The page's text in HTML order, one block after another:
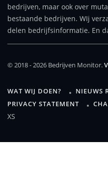
bedrijven, maar ook over
bestaande bedrijven. WIj
delen bedrijfsinformatie. En
© 2018 - 2026 Bedrijven Monitor.
WAT WIJ DOEN?
NIEUWS
PRIVACY STATEMENT
XS